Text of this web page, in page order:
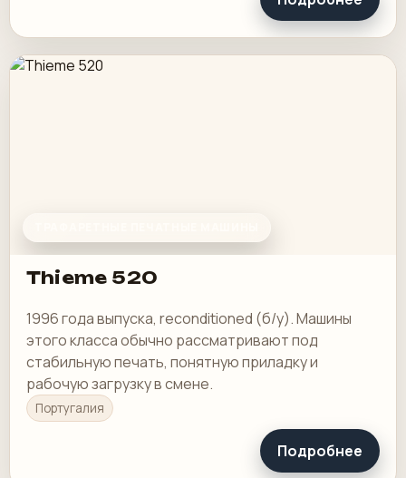
Thieme 520
1996 года выпуска, reconditioned (б/у). Машины
этого класса обычно рассматривают под
стабильную печать, понятную приладку и
рабочую загрузку в смене.
Португалия
Подробнее